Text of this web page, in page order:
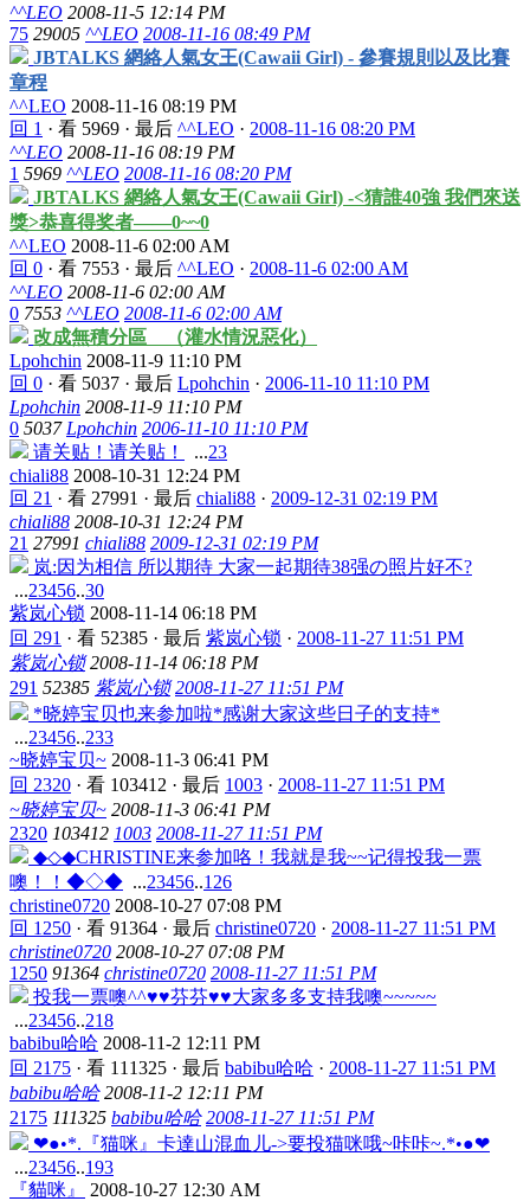
^^LEO 2008-11-5 12:14 PM
75 29005 ^^LEO 2008-11-16 08:49 PM
JBTALKS 網絡人氣女王(Cawaii Girl) - 參賽規則以及比賽
章程
^^LEO 2008-11-16 08:19 PM
回 1 · 看 5969 · 最后 ^^LEO · 2008-11-16 08:20 PM
^^LEO 2008-11-16 08:19 PM
1 5969 ^^LEO 2008-11-16 08:20 PM
JBTALKS 網絡人氣女王(Cawaii Girl) -<猜誰40強 我們來送
獎>恭喜得奖者——0~~0
^^LEO 2008-11-6 02:00 AM
回 0 · 看 7553 · 最后 ^^LEO · 2008-11-6 02:00 AM
^^LEO 2008-11-6 02:00 AM
0 7553 ^^LEO 2008-11-6 02:00 AM
改成無積分區 （灌水情況惡化）
Lpohchin 2008-11-9 11:10 PM
回 0 · 看 5037 · 最后 Lpohchin · 2006-11-10 11:10 PM
Lpohchin 2008-11-9 11:10 PM
0 5037 Lpohchin 2006-11-10 11:10 PM
请关贴！请关贴！
...23
chiali88 2008-10-31 12:24 PM
回 21 · 看 27991 · 最后 chiali88 · 2009-12-31 02:19 PM
chiali88 2008-10-31 12:24 PM
21 27991 chiali88 2009-12-31 02:19 PM
岚:因为相信 所以期待 大家一起期待38强の照片好不?
...23456..30
紫岚心锁 2008-11-14 06:18 PM
回 291 · 看 52385 · 最后 紫岚心锁 · 2008-11-27 11:51 PM
紫岚心锁 2008-11-14 06:18 PM
291 52385 紫岚心锁 2008-11-27 11:51 PM
*晓婷宝贝也来参加啦*感谢大家这些日子的支持*
...23456..233
~晓婷宝贝~ 2008-11-3 06:41 PM
回 2320 · 看 103412 · 最后 1003 · 2008-11-27 11:51 PM
~晓婷宝贝~ 2008-11-3 06:41 PM
2320 103412 1003 2008-11-27 11:51 PM
◆◇◆CHRISTINE来参加咯！我就是我~~记得投我一票
噢！！◆◇◆ ...23456..126
christine0720 2008-10-27 07:08 PM
回 1250 · 看 91364 · 最后 christine0720 · 2008-11-27 11:51 PM
christine0720 2008-10-27 07:08 PM
1250 91364 christine0720 2008-11-27 11:51 PM
投我一票噢^^♥♥芬芬♥♥大家多多支持我噢~~~~~
...23456..218
babibu哈哈 2008-11-2 12:11 PM
回 2175 · 看 111325 · 最后 babibu哈哈 · 2008-11-27 11:51 PM
babibu哈哈 2008-11-2 12:11 PM
2175 111325 babibu哈哈 2008-11-27 11:51 PM
❤●•*.『猫咪』卡達山混血儿->要投猫咪哦~咔咔~.*•●❤
...23456..193
『貓咪』
2008-10-27 12:30 AM